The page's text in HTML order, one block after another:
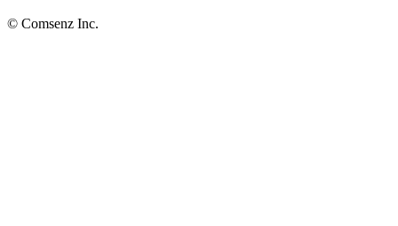
© Comsenz Inc.